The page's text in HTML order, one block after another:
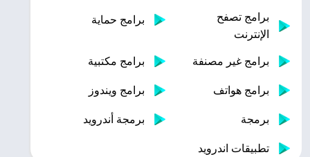
برامج تصفح
الإنترنت
برامج حماية
برامج غير مصنفة برامج مكتبية
برامج هواتف برامج ويندوز
برمجة برمجة أندرويد
تطبيقات اندرويد